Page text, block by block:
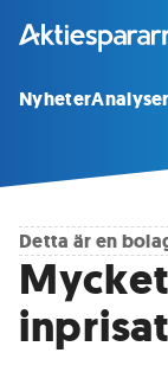
NyheterAnalyser
Detta är en
inprisat